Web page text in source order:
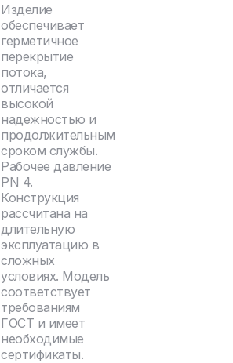
Изделие
обеспечивает
герметичное
перекрытие
потока,
отличается
высокой
надежностью и
продолжительным
сроком службы.
Рабочее давление
PN 4.
Конструкция
рассчитана на
длительную
эксплуатацию в
сложных
условиях. Модель
соответствует
требованиям
ГОСТ и имеет
необходимые
сертификаты.